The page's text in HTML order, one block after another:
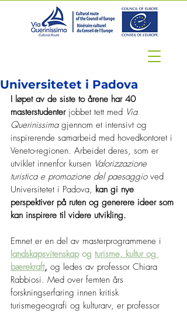
Universitetet i Padova
I løpet av de siste to årene har 40
masterstudenter jobbet tett med Via
Querinissima gjennom et intensivt og
inspirerende samarbeid med hovedkontoret i
Veneto-regionen. Arbeidet deres, som er
utviklet innenfor kursen Valorizzazione
turistica e promozione del paesaggio ved
Universitetet i Padova, kan gi nye
perspektiver på ruten og generere ideer som
kan inspirere til videre utvikling.
Emnet er en del av masterprogrammene i
landskapsvitenskap og turisme, kultur og
bærekraft, og ledes av professor Chiara
Rabbiosi. Med over femten års
forskningserfaring innen kritisk
turismegeografi og kulturarv, er professor